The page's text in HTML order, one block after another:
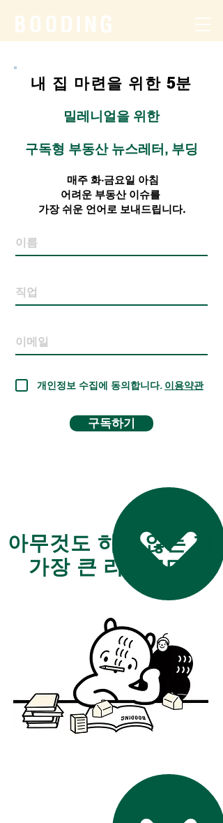
내 집 마련을 위한 5분
밀레니얼을 위한
구독형 부동산 뉴스레터, 부딩
매주 화·금요일 아침
어려운 부동산 이슈를
가장 쉬운 언어로 보내드립니다.
개인정보 수집에 동의합니다. 이용약관
구독하기
아무것도 하지 않는 게
가장 큰 리스크다!